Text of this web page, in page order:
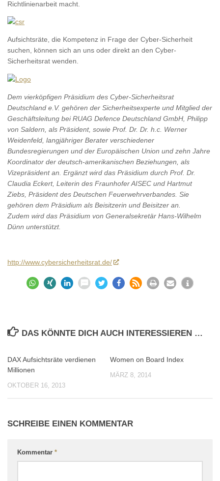
Richtlinienarbeit macht.
Aufsichtsräte, die Kompetenz in Frage der Cyber-Sicherheit
suchen, können sich an uns oder direkt an den Cyber-
Sicherheitsrat wenden.
Dem vierköpfigen Präsidium des Cyber-Sicherheitsrat
Deutschland e.V. gehören der Sicherheitsexperte und Mitglied der
Geschäftsleitung bei RUAG Defence Deutschland GmbH, Philipp
von Saldern, als Präsident, sowie Prof. Dr. Dr. h.c. Werner
Weidenfeld, langjähriger Berater verschiedener
Bundesregierungen und der Europäischen Union und zehn Jahre
Koordinator der deutsch-amerikanischen Beziehungen, als
Vizepräsident an. Ergänzt wird das Präsidium durch Prof. Dr.
Claudia Eckert, Leiterin des Fraunhofer AISEC und Hartmut
Ziebs, Präsident des Deutschen Feuerwehrverbandes. Sie
gehören dem Präsidium als Beisitzerin und Beisitzer an.
Zudem wird das Präsidium von Generalsekretär Hans-Wilhelm
Dünn unterstützt.
http://www.cybersicherheitsrat.de/
DAS KÖNNTE DICH AUCH INTERESSIEREN …
DAX Aufsichtsräte verdienen
Millionen
OKTOBER 16, 2013
Women on Board Index
MÄRZ 8, 2014
SCHREIBE EINEN KOMMENTAR
Kommentar *